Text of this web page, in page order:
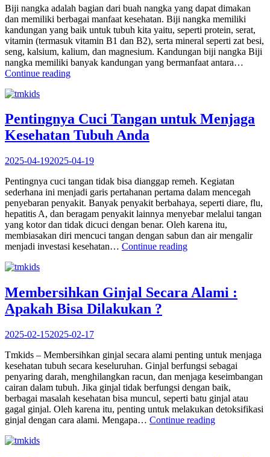
Bisa
Jadi
Solusi
Bagi
Para
Perokok!”
Biji nangka adalah bagian dari buah nangka yang dapat dimakan
dan memiliki berbagai manfaat kesehatan. Biji nangka memiliki
kandungan yang baik untuk tubuh kita yaitu, seperti protein, serat,
vitamin (termasuk vitamin B1 dan B2), serta mineral seperti zat besi,
seng, kalsium, kalium, dan magnesium. Kandungan biji nangka Biji
nangka memiliki banyak kandungan yang bermanfaat antara…
Continue reading“BIJI
BIASA
UNTUK
TUBUH”
Pentingnya Cuci Tangan untuk Menjaga
Kesehatan Tubuh Anda
2025-04-192025-04-19
Pentingnya cuci tangan tidak bisa dianggap remeh. Kegiatan
sederhana ini menjadi garis pertahanan pertama dalam mencegah
penyebaran penyakit. Banyak penyakit berbahaya, seperti diare, flu,
hepatitis A, dan beragam penyakit lainnya menyebar melalui tangan
yang kotor dan tidak dicuci dengan benar. Oleh karena itu,
membiasakan diri mencuci tangan dengan sabun dan air mengalir
menjadi investasi kesehatan… Continue reading“Pentingnya
Menjaga
Kesehatan
Membersihkan Ginjal Secara Alami :
Apakah Bisa Dilakukan ?
2025-02-152025-02-17
Tmkids – Membersihkan ginjal secara alami penting untuk menjaga
kesehatan tubuh secara keseluruhan. Ginjal berfungsi sebagai
penyaring darah, menghilangkan racun, dan menjaga keseimbangan
cairan dalam tubuh. Jika ginjal tidak berfungsi dengan baik,
berbagai masalah kesehatan bisa muncul, seperti batu ginjal atau
gagal ginjal. Oleh karena itu, penting untuk melakukan detoksifikasi
ginjal dengan cara alami. Mengapa… Continue reading